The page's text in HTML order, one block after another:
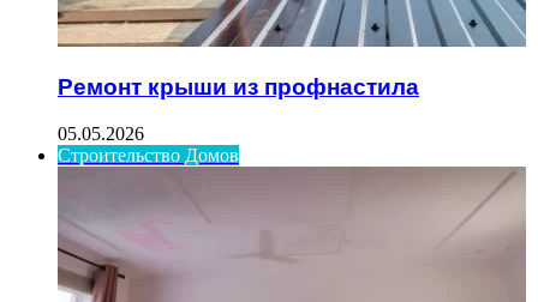
Ремонт крыши из профнастила
05.05.2026
Строительство Домов